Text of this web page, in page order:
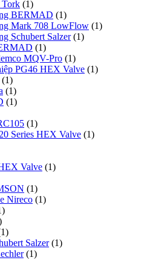
Tork (1)
BERMAD (1)
Mark 708 LowFlow (1)
Schubert Salzer (1)
(1)
MQV-Pro (1)
PG46 HEX Valve (1)
(1)
(1)
(1)
(1)
Series HEX Valve (1)
Valve (1)
(1)
Nireco (1)
Salzer (1)
(1)